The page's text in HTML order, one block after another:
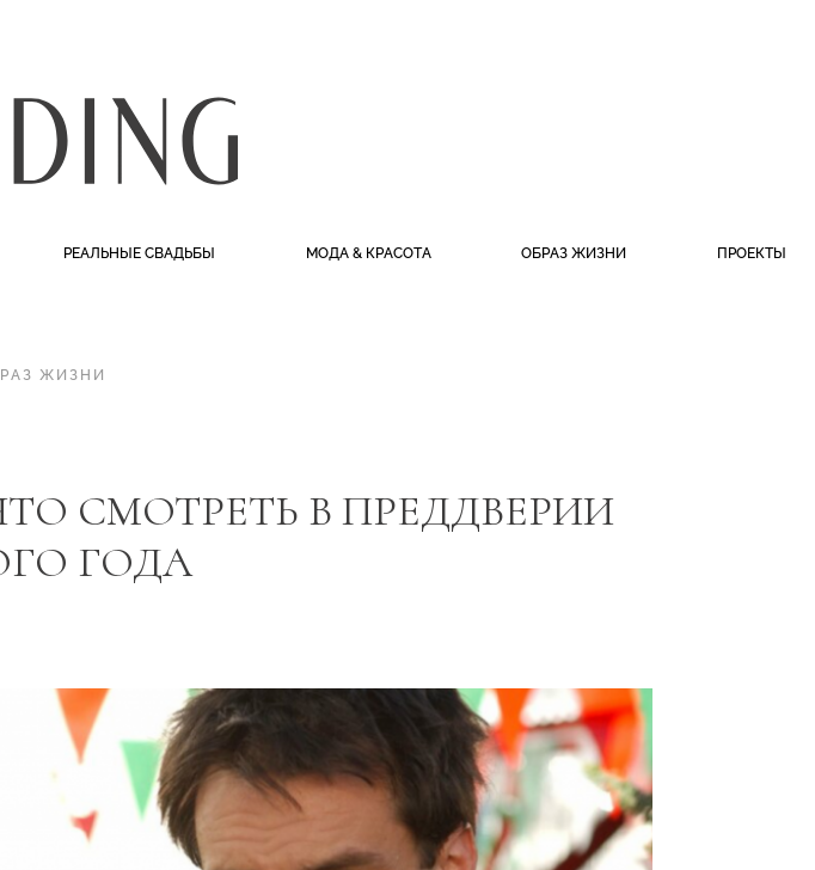
РЕАЛЬНЫЕ СВАДЬБЫ МОДА & КРАСОТА ОБРАЗ ЖИЗНИ ПРОЕКТЫ
ЖИЗНИ
СМОТРЕТЬ В ПРЕДДВЕРИИ
ГОДА